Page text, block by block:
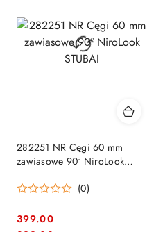
282251 NR Cęgi 60 mm
zawiasowe 90° NiroLook
(0)
399.00